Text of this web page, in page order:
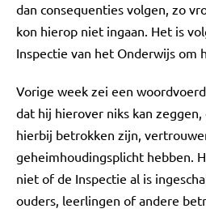
dan consequenties volgen, zo
kon hierop niet ingaan. Het is
Inspectie van het Onderwijs om
Vorige week zei een
dat hij hierover niks kan
hierbij betrokken zijn,
geheimhoudingsplicht hebben.
niet of de Inspectie al is
ouders, leerlingen of andere